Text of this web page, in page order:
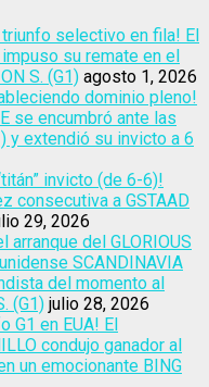
triunfo selectivo en fila! El
su remate en el
S. (G1) agosto 1, 2026
dominio pleno!
se encumbró ante las
y extendió su invicto a 6
invicto (de 6-6)!
consecutiva a GSTAAD
29, 2026
arranque del GLORIOUS
SCANDINAVIA
del momento al
(G1) julio 28, 2026
G1 en EUA! El
condujo ganador al
un emocionante BING